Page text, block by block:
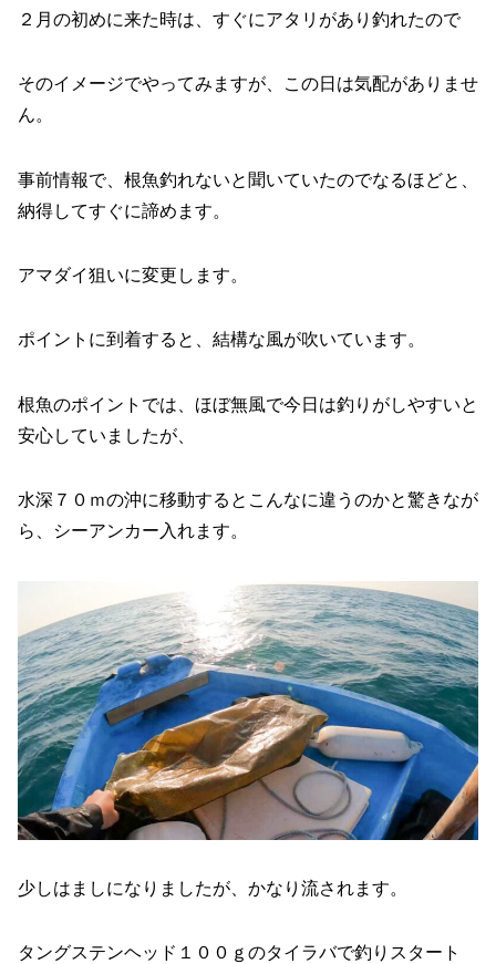
２月の初めに来た時は、すぐにアタリがあり釣れたので
そのイメージでやってみますが、この日は気配がありませ
ん。
事前情報で、根魚釣れないと聞いていたのでなるほどと、
納得してすぐに諦めます。
アマダイ狙いに変更します。
ポイントに到着すると、結構な風が吹いています。
根魚のポイントでは、ほぼ無風で今日は釣りがしやすいと
安心していましたが、
水深７０ｍの沖に移動するとこんなに違うのかと驚きなが
ら、シーアンカー入れます。
少しはましになりましたが、かなり流されます。
タングステンヘッド１００ｇのタイラバで釣りスタート